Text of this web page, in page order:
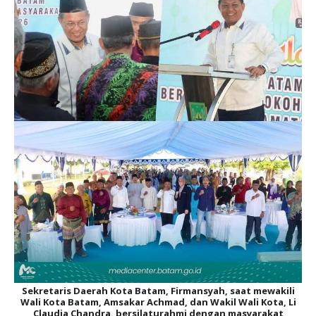
Sekretaris Daerah Kota Batam, Firmansyah, saat mewakili
Wali Kota Batam, Amsakar Achmad, dan Wakil Wali Kota, Li
Claudia Chandra, bersilaturahmi dengan masyarakat